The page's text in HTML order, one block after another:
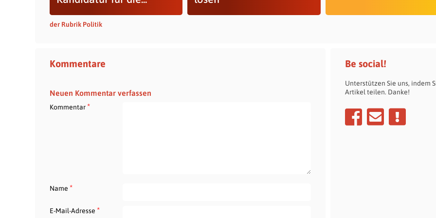
der Rubrik Politik
Kommentare
Neuen Kommentar verfassen
Kommentar*
Name *
E-Mail-Adresse *
Be social!
Unterstützen Sie uns, indem
Artikel teilen. Danke!